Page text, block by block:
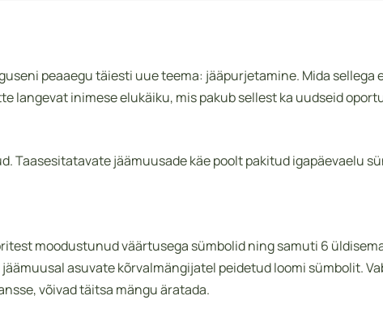
peaaegu täiesti uue teema: jääpurjetamine. Mida sellega
inimese elukäiku, mis pakub sellest ka uudseid
Taasesitatavate jäämuusade käe poolt pakitud igapäevaelu
moodustunud väärtusega sümbolid ning samuti 6
asuvate kõrvalmängijatel peidetud loomi sümbolit.
võivad täitsa mängu äratada.